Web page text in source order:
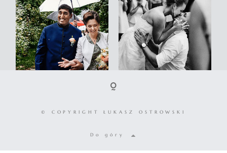
© COPYRIGHT ŁUKASZ OSTROWSKI
Do góry